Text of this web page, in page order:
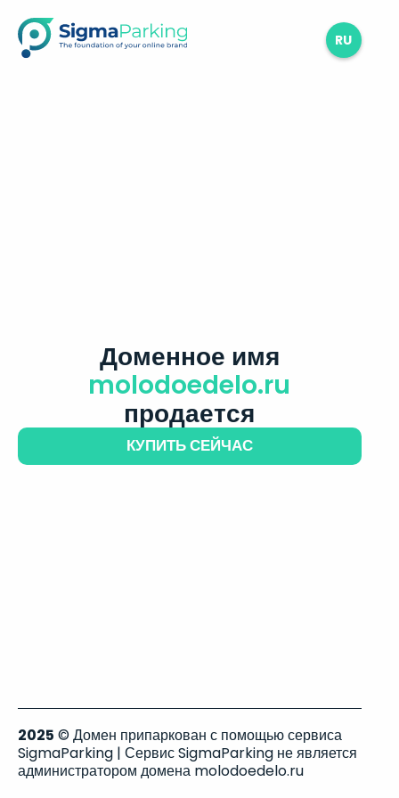
RU
Доменное имя
molodoedelo.ru
продается
КУПИТЬ СЕЙЧАС
2025 © Домен припаркован с помощью сервиса
SigmaParking | Сервис SigmaParking не является
администратором домена molodoedelo.ru